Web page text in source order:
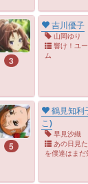
3
吉川優子
山岡ゆり
響け！ユ
ム
5
鶴見知利
こ)
早見沙織
あの日見
を僕達はまだ